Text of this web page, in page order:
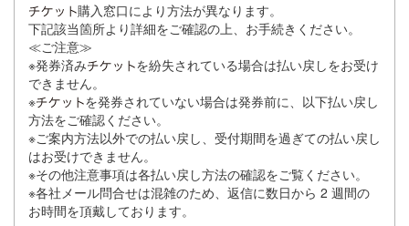
購入窓口により方法が異なります。
下記該当箇所より詳細をご確認の上、お手続きください。
≪ご注意≫
※発券済み
を紛失されている場合は払い戻しをお受け
できません。
※
を発券されていない場合は発券前に、以下払い戻し
方法をご確認ください。
※ご案内方法以外での払い戻し、受付期間を過ぎての払い戻し
はお受けできません。
※その他注意事項は各払い戻し方法の確認をご覧ください。
※各社メール問合せは混雑のため、返信に数日から 2 週間の
お時間を頂戴しております。